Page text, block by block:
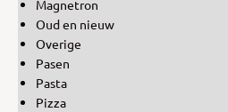
Magnetron
Oud en nieuw
Overige
Pasen
Pasta
Pizza